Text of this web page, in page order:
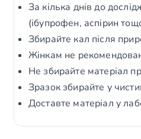
За кілька днів до
(ібупрофен, аспірин
Збирайте кал після
Жінкам не
Не збирайте матеріал
Зразок збирайте у
Доставте матеріал у